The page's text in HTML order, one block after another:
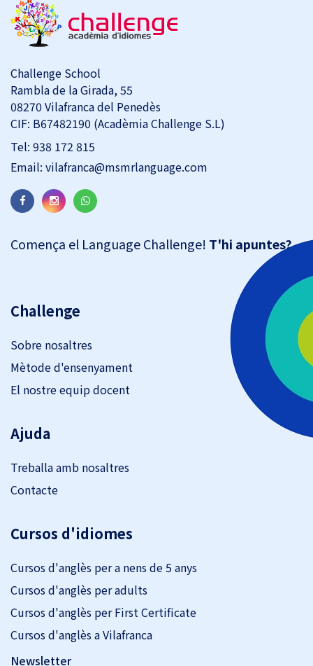
Challenge School
Rambla de la Girada, 55
08270 Vilafranca del Penedès
CIF: B67482190 (Acadèmia Challenge S.L)
Tel: 938 172 815
Email: vilafranca@msmrlanguage.com
Comença el Language Challenge! T'hi apuntes?
Challenge
Sobre nosaltres
Mètode d'ensenyament
El nostre equip docent
Ajuda
Treballa amb nosaltres
Contacte
Cursos d'idiomes
Cursos d'anglès per a nens de 5 anys
Cursos d'anglès per adults
Cursos d'anglès per First Certificate
Cursos d'anglès a Vilafranca
Newsletter